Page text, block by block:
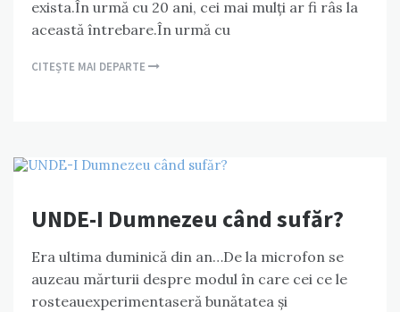
exista.În urmă cu 20 ani, cei mai mulți ar fi râs la
această întrebare.În urmă cu
CITEȘTE MAI DEPARTE
UNDE-I Dumnezeu când sufăr?
Era ultima duminică din an…De la microfon se
auzeau mărturii despre modul în care cei ce le
rosteauexperimentaseră bunătatea și